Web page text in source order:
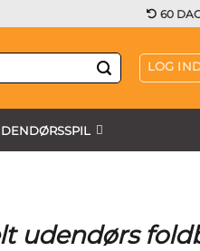
60
LOG
udendørs